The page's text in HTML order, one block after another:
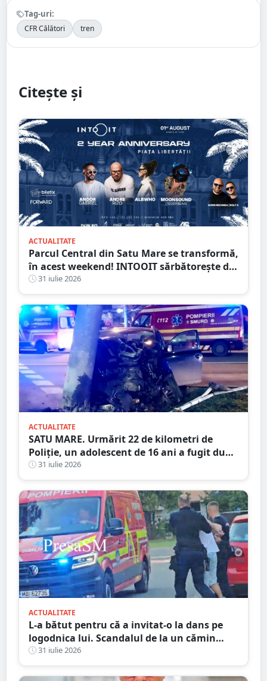
Tag-uri:
CFR Călători tren
Citește și
ACTUALITATE
Parcul Central din Satu Mare se transformă,
în acest weekend! INTOOIT sărbătorește doi
ani printr-un eveniment spectaculos
31 iulie 2026
ACTUALITATE
SATU MARE. Urmărit 22 de kilometri de
Poliție, un adolescent de 16 ani a fugit după
ce a spulberat un stâlp
31 iulie 2026
ACTUALITATE
L-a bătut pentru că a invitat-o la dans pe
logodnica lui. Scandalul de la un cămin
cultural s-a încheiat cu condamnări și
despăgubiri
31 iulie 2026